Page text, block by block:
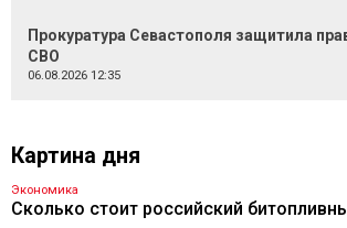
Прокуратура Севастополя защитила
СВО
06.08.2026 12:35
Картина дня
Экономика
Сколько стоит российский